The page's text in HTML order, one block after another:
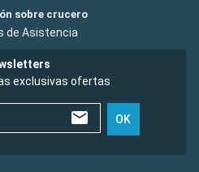
sobre crucero
de Asistencia
exclusivas ofertas
OK